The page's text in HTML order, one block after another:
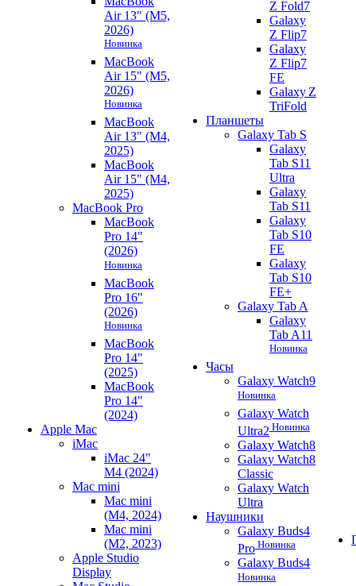
Air 13" (M5,
2026)
Новинка
MacBook
Air 15" (M5,
2026)
Новинка
MacBook
Air 13" (M4,
2025)
MacBook
Air 15" (M4,
2025)
MacBook Pro
MacBook
Pro 14"
(2026)
Новинка
MacBook
Pro 16"
(2026)
Новинка
MacBook
Pro 14"
(2025)
MacBook
Pro 14"
(2024)
Apple Mac
iMac
iMac 24"
M4 (2024)
Mac mini
Mac mini
(M4, 2024)
Mac mini
(M2, 2023)
Apple Studio
Display
Z Fold7
Galaxy
Z Flip7
Galaxy
Z Flip7
FE
Galaxy Z
TriFold
Планшеты
Galaxy Tab S
Galaxy
Tab S11
Ultra
Galaxy
Tab S11
Galaxy
Tab S10
FE
Galaxy
Tab S10
FE+
Galaxy Tab A
Galaxy
Tab A11
Новинка
Часы
Galaxy Watch9
Новинка
Galaxy Watch
Ultra2 Новинка
Galaxy Watch8
Galaxy Watch8
Classic
Galaxy Watch
Ultra
Наушники
Galaxy Buds4
Pro Новинка
Galaxy Buds4
Новинка